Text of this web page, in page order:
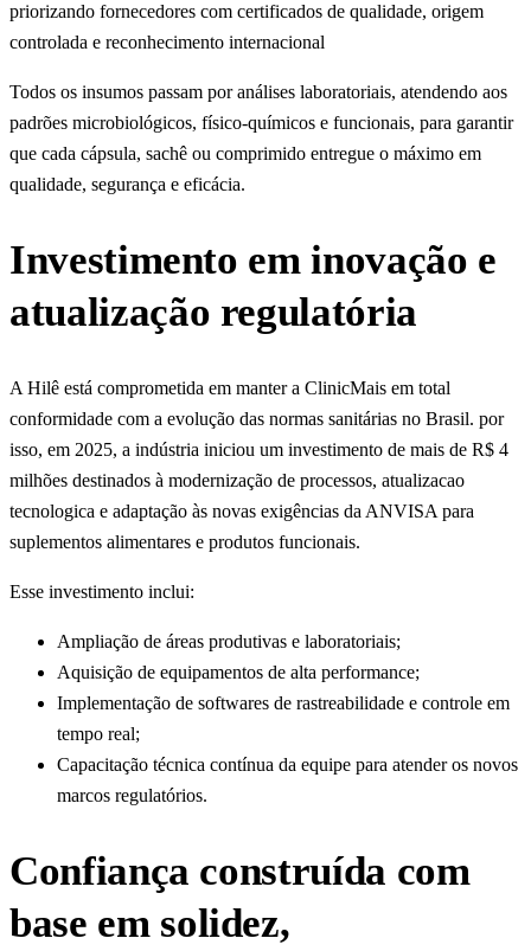
priorizando fornecedores com certificados de qualidade, origem
controlada e reconhecimento internacional
Todos os insumos passam por análises laboratoriais, atendendo aos
padrões microbiológicos, físico-químicos e funcionais, para garantir
que cada cápsula, sachê ou comprimido entregue o máximo em
qualidade, segurança e eficácia.
Investimento em inovação e
atualização regulatória
A Hilê está comprometida em manter a ClinicMais em total
conformidade com a evolução das normas sanitárias no Brasil. por
isso, em 2025, a indústria iniciou um investimento de mais de R$ 4
milhões destinados à modernização de processos, atualizacao
tecnologica e adaptação às novas exigências da ANVISA para
suplementos alimentares e produtos funcionais.
Esse investimento inclui:
Ampliação de áreas produtivas e laboratoriais;
Aquisição de equipamentos de alta performance;
Implementação de softwares de rastreabilidade e controle em
tempo real;
Capacitação técnica contínua da equipe para atender os novos
marcos regulatórios.
Confiança construída com
base em solidez,